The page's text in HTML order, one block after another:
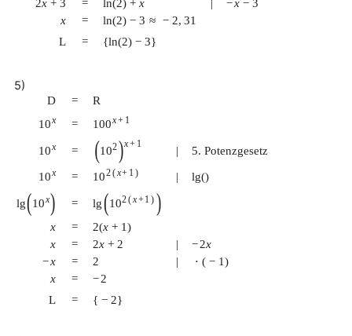
2x + 3 = ln(2) + x | −x − 3
x
= ln(2) − 3 ≈ − 2, 31
L
= {ln(2) − 3}
5)
D =
R
10x = 100x+ 1
10x = (102)x+ 1
| 5. Potenzgesetz
10x = 102( x+ 1 ) | lg()
lg(10x) = lg(102( x+1 ) )
x = 2(x + 1)
x
= 2x + 2 | −2x
−x = 2 | ⋅ ( − 1)
x
= −2
L
= { − 2}